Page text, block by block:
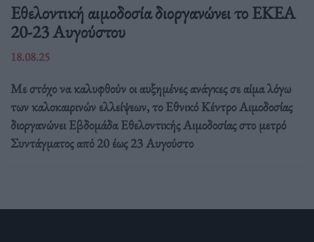
Eθελοντική αιμοδοσία διοργανώνει το ΕΚΕΑ
20-23 Αυγούστου
18.08.25
Με στόχο να καλυφθούν οι αυξημένες ανάγκες σε αίμα λόγω
των καλοκαιρινών ελλείψεων, το Εθνικό Κέντρο Αιμοδοσίας
διοργανώνει Εβδομάδα Εθελοντικής Αιμοδοσίας στο μετρό
Συντάγματος από 20 έως 23 Αυγούστο